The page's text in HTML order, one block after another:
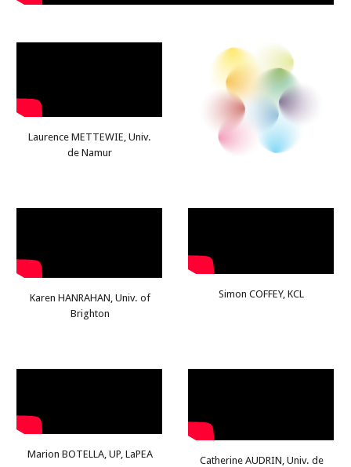
Laurence METTEWIE, Univ.
de Namur
Karen HANRAHAN, Univ. of
Brighton
Simon COFFEY, KCL
Marion BOTELLA, UP, LaPEA
Catherine AUDRIN, Univ. de